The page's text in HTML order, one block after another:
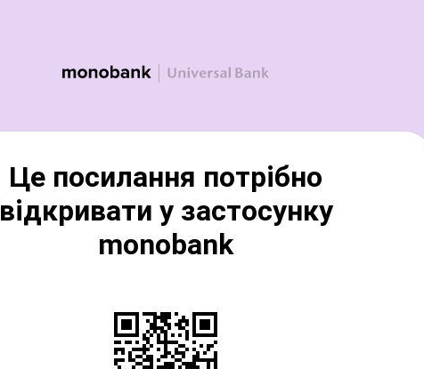
Це посилання потрібно
відкривати у застосунку
monobank